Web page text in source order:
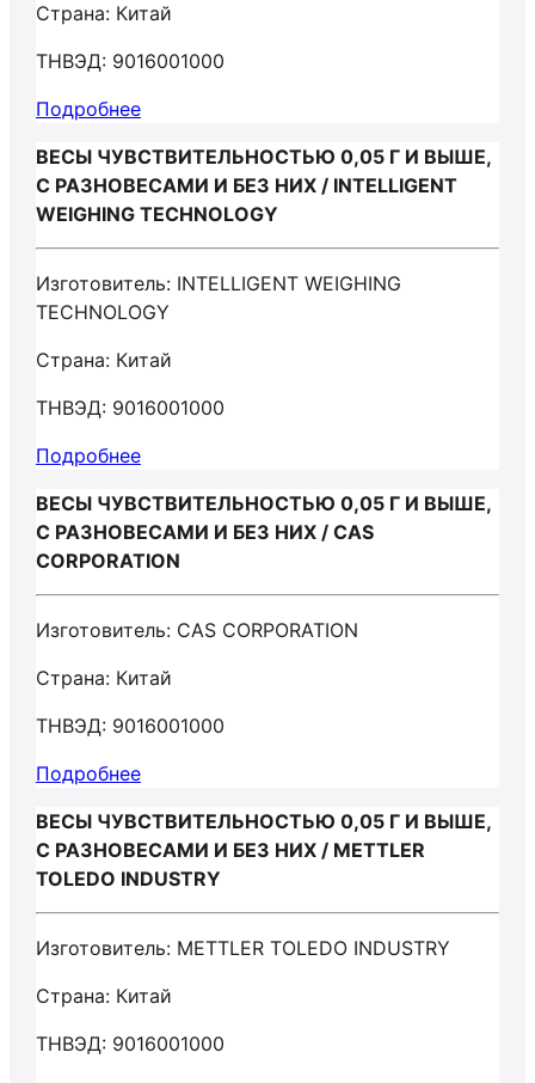
Страна: Китай
ТНВЭД: 9016001000
Подробнее
ВЕСЫ ЧУВСТВИТЕЛЬНОСТЬЮ 0,05 Г И ВЫШЕ,
С РАЗНОВЕСАМИ И БЕЗ НИХ / INTELLIGENT
WEIGHING TECHNOLOGY
Изготовитель: INTELLIGENT WEIGHING
TECHNOLOGY
Страна: Китай
ТНВЭД: 9016001000
Подробнее
ВЕСЫ ЧУВСТВИТЕЛЬНОСТЬЮ 0,05 Г И ВЫШЕ,
С РАЗНОВЕСАМИ И БЕЗ НИХ / CAS
CORPORATION
Изготовитель: CAS CORPORATION
Страна: Китай
ТНВЭД: 9016001000
Подробнее
ВЕСЫ ЧУВСТВИТЕЛЬНОСТЬЮ 0,05 Г И ВЫШЕ,
С РАЗНОВЕСАМИ И БЕЗ НИХ / METTLER
TOLEDO INDUSTRY
Изготовитель: METTLER TOLEDO INDUSTRY
Страна: Китай
ТНВЭД: 9016001000